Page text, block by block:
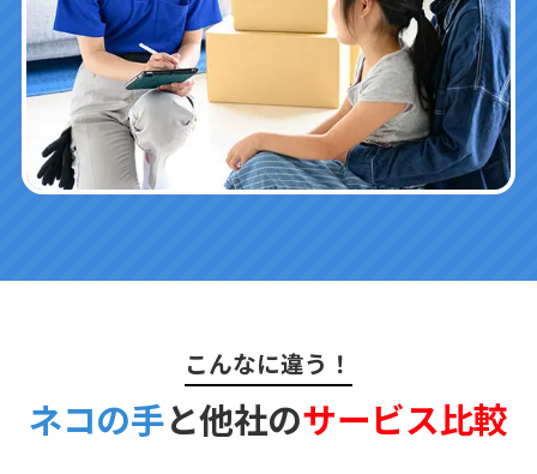
こんなに違う！
ネコの手と他社のサービス比較